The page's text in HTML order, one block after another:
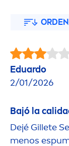
Eduardo
2/01/2026
Bajó la
Dejé Gillete
menos